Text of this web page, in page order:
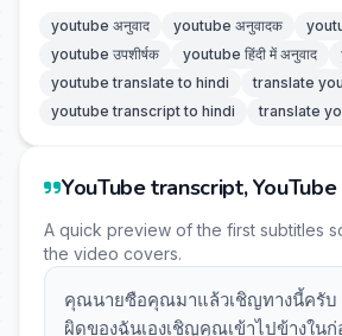
youtube अनुवाद youtube अनुवादक
youtube उपशीर्षक
youtube हिंदी में अनुवाद
youtube translate to hindi
translate
youtube transcript to hindi
translate
YouTube transcript,
A quick preview of the first subtitles
the video covers.
คุณนายซือคุณมาแล้วเชิญทางนี้ครับ
ผิดของฉันเองเชิญคุณเข้าไปข้างใน